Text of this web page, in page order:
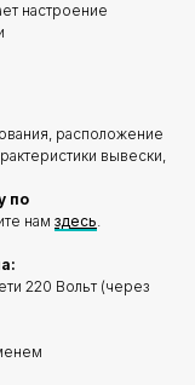
настроение
расположение
вывески,
по
нам здесь.
220 Вольт (через